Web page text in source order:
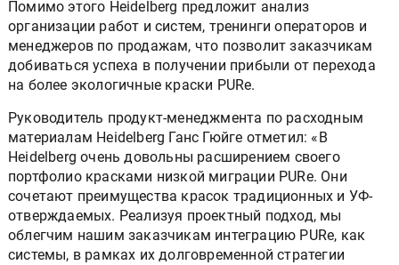
Помимо этого Heidelberg предложит анализ
организации работ и систем, тренинги операторов и
менеджеров по продажам, что позволит заказчикам
добиваться успеха в получении прибыли от перехода
на более экологичные краски PURe.
Руководитель продукт-менеджмента по расходным
материалам Heidelberg Ганс Гюйге отметил: «В
Heidelberg очень довольны расширением своего
портфолио красками низкой миграции PURe. Они
сочетают преимущества красок традиционных и УФ-
отверждаемых. Реализуя проектный подход, мы
облегчим нашим заказчикам интеграцию PURe, как
системы, в рамках их долговременной стратегии